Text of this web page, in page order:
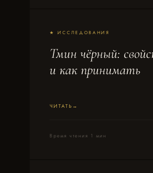
★ ИССЛЕДОВАНИЯ
Тмин чёрный:
и как принимать
ЧИТАТЬ
Время чтения 1 мин